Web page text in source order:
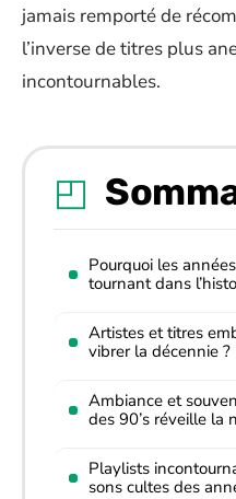
jamais remporté de
l’inverse de titres plus
incontournables.
Pourquoi les
tournant dans
Artistes et titres
vibrer la décennie ?
Ambiance et
des 90’s réveille la
Playlists
sons cultes des